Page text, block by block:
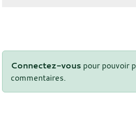
Connectez-vous pour pouvoir
commentaires.